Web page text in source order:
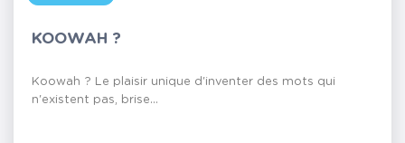
KOOWAH ?
Koowah ? Le plaisir unique d'inventer des mots qui
n'existent pas, brise...